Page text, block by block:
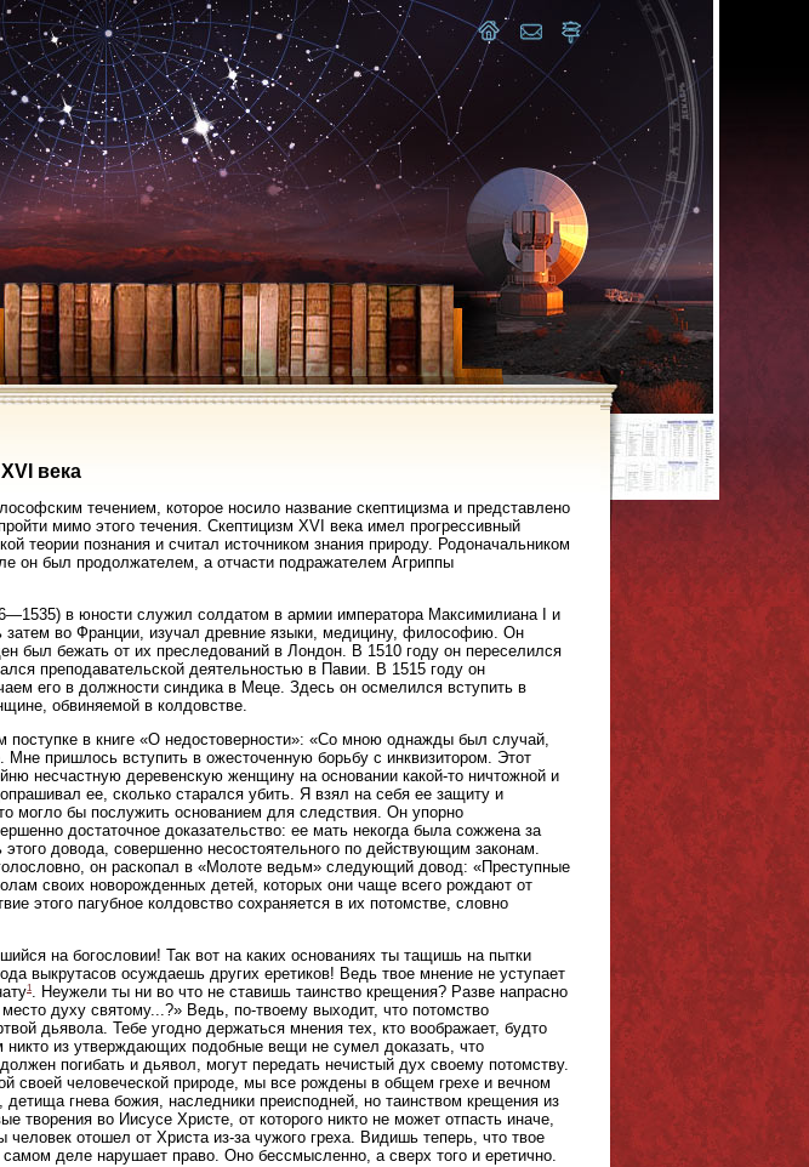
века
течением, которое носило название скептицизма и представлено
мимо этого течения. Скептицизм XVI века имел прогрессивный
теории познания и считал источником знания природу. Родоначальником
он был продолжателем, а отчасти подражателем Агриппы
в юности служил солдатом в армии императора Максимилиана I и
затем во Франции, изучал древние языки, медицину, философию. Он
был бежать от их преследований в Лондон. В 1510 году он переселился
преподавательской деятельностью в Павии. В 1515 году он
его в должности синдика в Меце. Здесь он осмелился вступить в
обвиняемой в колдовстве.
поступке в книге «О недостоверности»: «Со мною однажды был случай,
Мне пришлось вступить в ожесточенную борьбу с инквизитором. Этот
несчастную деревенскую женщину на основании какой-то ничтожной и
ее, сколько старался убить. Я взял на себя ее защиту и
могло бы послужить основанием для следствия. Он упорно
достаточное доказательство: ее мать некогда была сожжена за
довода, совершенно несостоятельного по действующим законам.
он раскопал в «Молоте ведьм» следующий довод: «Преступные
своих новорожденных детей, которых они чаще всего рождают от
этого пагубное колдовство сохраняется в их потомстве, словно
на богословии! Так вот на каких основаниях ты тащишь на пытки
выкрутасов осуждаешь других еретиков! Ведь твое мнение не уступает
1 . Неужели ты ни во что не ставишь таинство крещения? Разве напрасно
духу святому...?» Ведь, по-твоему выходит, что потомство
дьявола. Тебе угодно держаться мнения тех, кто воображает, будто
из утверждающих подобные вещи не сумел доказать, что
погибать и дьявол, могут передать нечистый дух своему потомству.
своей человеческой природе, мы все рождены в общем грехе и вечном
гнева божия, наследники преисподней, но таинством крещения из
творения во Иисусе Христе, от которого никто не может отпасть иначе,
отошел от Христа из-за чужого греха. Видишь теперь, что твое
деле нарушает право. Оно бессмысленно, а сверх того и еретично.